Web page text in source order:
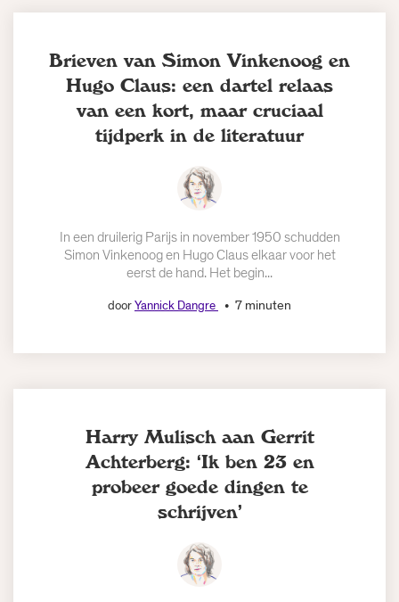
Brieven van Simon Vinkenoog en
Hugo Claus: een dartel relaas
van een kort, maar cruciaal
tijdperk in de literatuur
In een druilerig Parijs in november 1950 schudden
Simon Vinkenoog en Hugo Claus elkaar voor het
eerst de hand. Het begin...
doorYannick Dangre 7 minuten
Harry Mulisch aan Gerrit
Achterberg: ‘Ik ben 23 en
probeer goede dingen te
schrijven’